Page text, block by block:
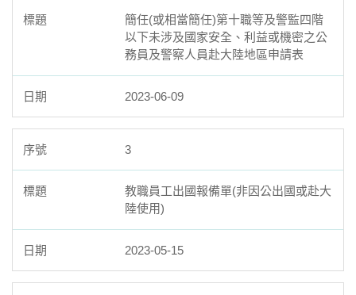
簡任(或相當簡任)第十職等及警監四階
以下未涉及國家安全、利益或機密之公
務員及警察人員赴大陸地區申請表
2023-06-09
3
教職員工出國報備單(非因公出國或赴大
陸使用)
2023-05-15